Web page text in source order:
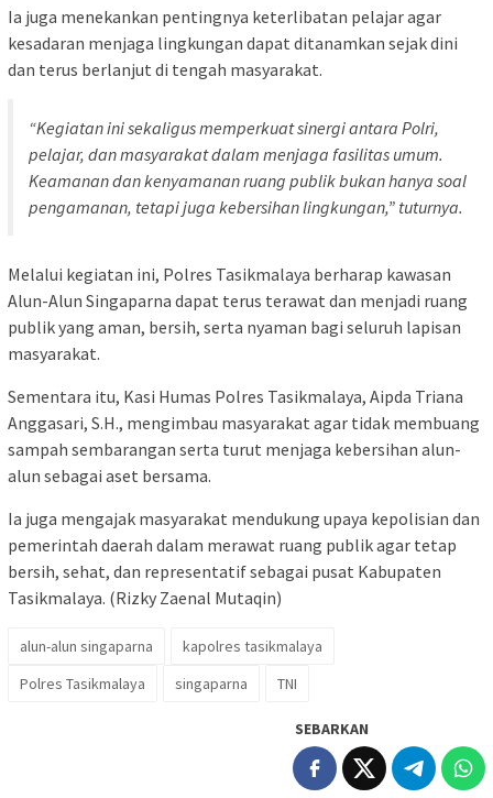
Ia juga menekankan pentingnya keterlibatan pelajar agar
kesadaran menjaga lingkungan dapat ditanamkan sejak dini
dan terus berlanjut di tengah masyarakat.
“Kegiatan ini sekaligus memperkuat sinergi antara Polri,
pelajar, dan masyarakat dalam menjaga fasilitas umum.
Keamanan dan kenyamanan ruang publik bukan hanya soal
pengamanan, tetapi juga kebersihan lingkungan,” tuturnya.
Melalui kegiatan ini, Polres Tasikmalaya berharap kawasan
Alun-Alun Singaparna dapat terus terawat dan menjadi ruang
publik yang aman, bersih, serta nyaman bagi seluruh lapisan
masyarakat.
Sementara itu, Kasi Humas Polres Tasikmalaya, Aipda Triana
Anggasari, S.H., mengimbau masyarakat agar tidak membuang
sampah sembarangan serta turut menjaga kebersihan alun-
alun sebagai aset bersama.
Ia juga mengajak masyarakat mendukung upaya kepolisian dan
pemerintah daerah dalam merawat ruang publik agar tetap
bersih, sehat, dan representatif sebagai pusat Kabupaten
Tasikmalaya. (Rizky Zaenal Mutaqin)
alun-alun singaparna
kapolres tasikmalaya
Polres Tasikmalaya
singaparna TNI
SEBARKAN